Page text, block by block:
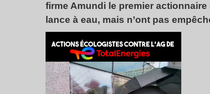
firme Amundi le premier
lance à eau, mais n’ont pas